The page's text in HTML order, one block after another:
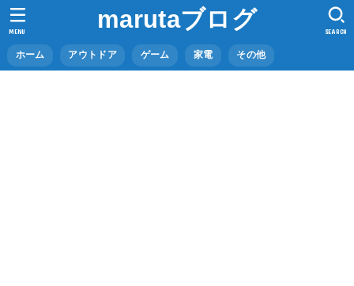
marutaブログ
ホーム アウトドア ゲーム 家電 その他
SEARCH
MENU